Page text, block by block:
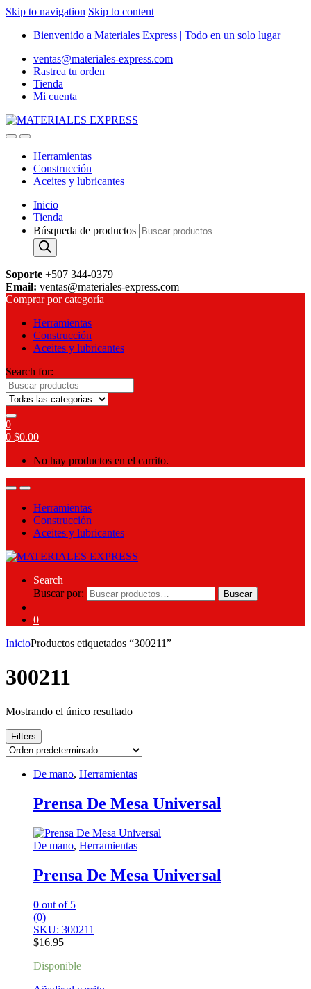
Skip to navigation Skip to content
Bienvenido a Materiales Express | Todo en un solo lugar
ventas@materiales-express.com
Rastrea tu orden
Tienda
Mi cuenta
Herramientas
Construcción
Aceites y lubricantes
Inicio
Tienda
Búsqueda de productos
Soporte +507 344-0379
Email: ventas@materiales-express.com
Comprar por categoría
Herramientas
Construcción
Aceites y lubricantes
Search for:
0
0 $0.00
No hay productos en el carrito.
Herramientas
Construcción
Aceites y lubricantes
Search
Buscar por:
Buscar
0
InicioProductos etiquetados “300211”
300211
Mostrando el único resultado
Filters
De mano, Herramientas
Prensa De Mesa Universal
De mano, Herramientas
Prensa De Mesa Universal
0 out of 5
(0)
SKU: 300211
$16.95
Disponible